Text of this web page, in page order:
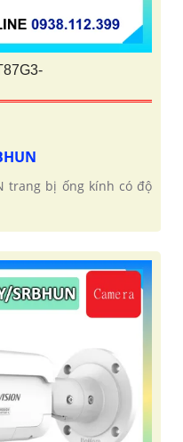
trang bị ống kính có độ